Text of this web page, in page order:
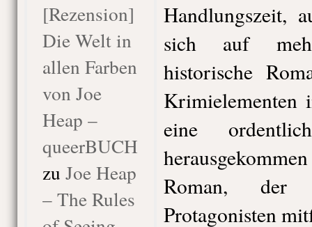
[Rezension]
Die Welt in
allen Farben
von Joe
Heap –
queerBUCH
zu Joe Heap
– The Rules
Handlungszeit,
sich auf
historische
Krimielementen
eine
Roman,
Protagonisten